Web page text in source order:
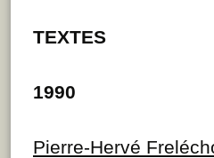
TEXTES
1990
Pierre-Hervé